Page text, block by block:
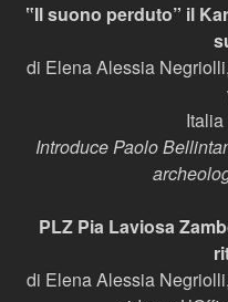
‟Il suono perduto” il
di Elena Alessia
Italia
Introduce Paolo
PLZ Pia Laviosa
di Elena Alessia